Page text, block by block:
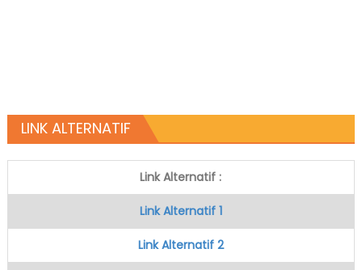
LINK ALTERNATIF
Link Alternatif :
Link Alternatif 1
Link Alternatif 2